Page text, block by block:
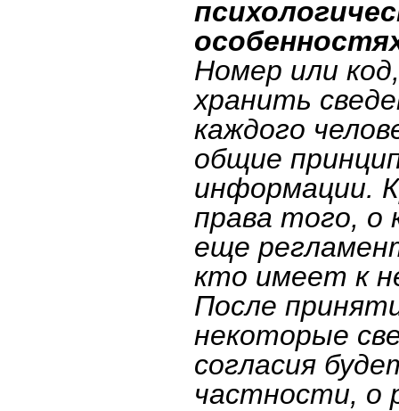
Номер или
хранить
каждого
общие
информации.
права того, о
еще
кто имеет к
После
некоторые
согласия
частности, о